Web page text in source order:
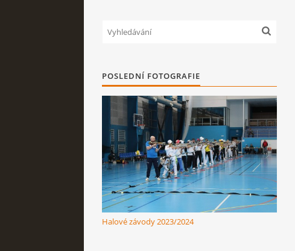
POSLEDNÍ FOTOGRAFIE
Halové závody 2023/2024